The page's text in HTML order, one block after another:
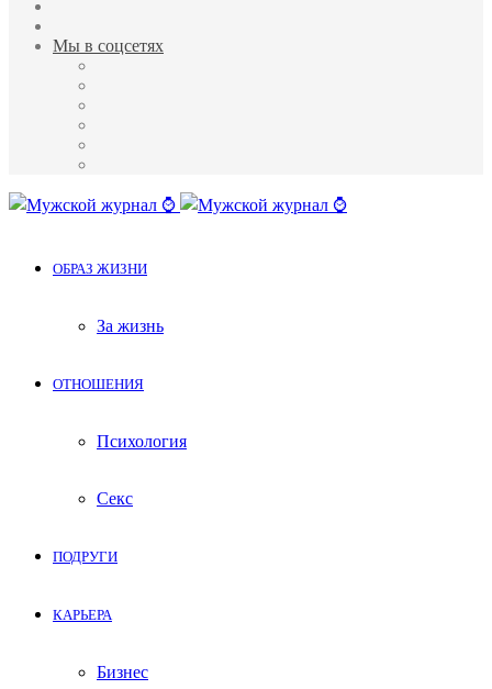
Мы в соцсетях
Меню
ОБРАЗ ЖИЗНИ
За жизнь
ОТНОШЕНИЯ
Психология
Секс
ПОДРУГИ
КАРЬЕРА
Бизнес